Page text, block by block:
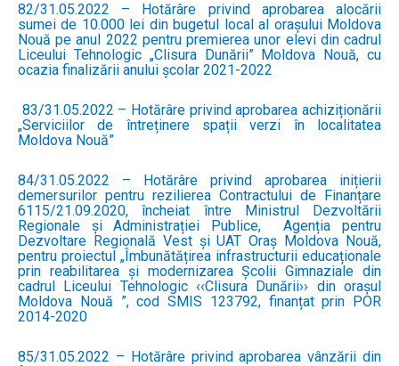
82/31.05.2022 – Hotărâre privind aprobarea alocării
sumei de 10.000 lei din bugetul local al orașului Moldova
Nouă pe anul 2022 pentru premierea unor elevi din cadrul
Liceului Tehnologic „Clisura Dunării” Moldova Nouă, cu
ocazia finalizării anului școlar 2021-2022
83/31.05.2022 – Hotărâre privind aprobarea achiziționării
„Serviciilor de întreținere spații verzi în localitatea
Moldova Nouă”
84/31.05.2022 – Hotărâre privind aprobarea inițierii
demersurilor pentru rezilierea Contractului de Finanțare
6115/21.09.2020, încheiat între Ministrul Dezvoltării
Regionale și Administrației Publice, Agenția pentru
Dezvoltare Regională Vest și UAT Oraș Moldova Nouă,
pentru proiectul „Îmbunătățirea infrastructurii educaționale
prin reabilitarea și modernizarea Școlii Gimnaziale din
cadrul Liceului Tehnologic ‹‹Clisura Dunării›› din orașul
Moldova Nouă ”, cod SMIS 123792, finanțat prin POR
2014-2020
85/31.05.2022 – Hotărâre privind aprobarea vânzării din